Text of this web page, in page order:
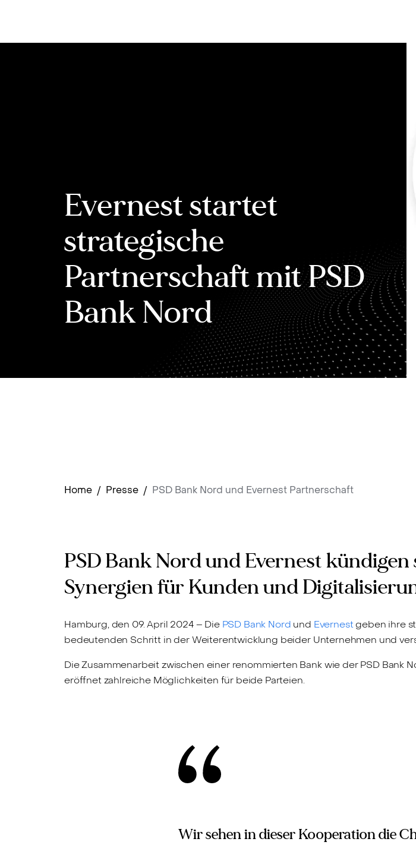
Evernest startet
strategische
Partnerschaft mit PSD
Bank Nord
Home / Presse / PSD Bank Nord und Evernest Partnerschaft
PSD Bank Nord und Evernest
Synergien für Kunden und
Hamburg, den 09. April 2024 – Die PSD Bank Nord und Evernestgeben ihre
bedeutenden Schritt in der Weiterentwicklung beider Unternehmen und
Die Zusammenarbeit zwischen einer renommierten Bank wie der PSD
eröffnet zahlreiche Möglichkeiten für beide Parteien.
Wir sehen in dieser Kooperation die